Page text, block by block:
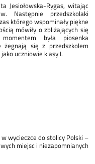
Jesiołowska-Rygas, witając
Następnie przedszkolaki
którego wspominały piękne
mówiły o zbliżających się
była piosenka
żegnają się z przedszkolem
uczniowie klasy I.
wycieczce do stolicy Polski –
miejsc i niezapomnianych